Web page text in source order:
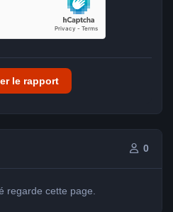
le rapport
0
regarde cette page.